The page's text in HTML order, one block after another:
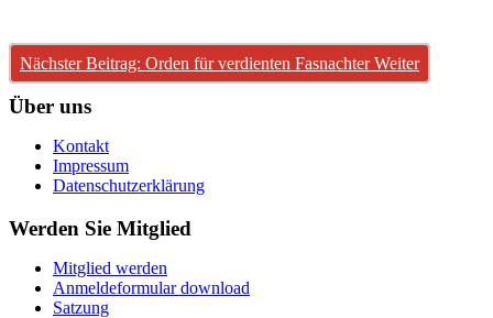
Nächster Beitrag: Orden für verdienten FasnachterWeiter
Über uns
Kontakt
Impressum
Datenschutzerklärung
Werden Sie Mitglied
Mitglied werden
Anmeldeformular download
Satzung